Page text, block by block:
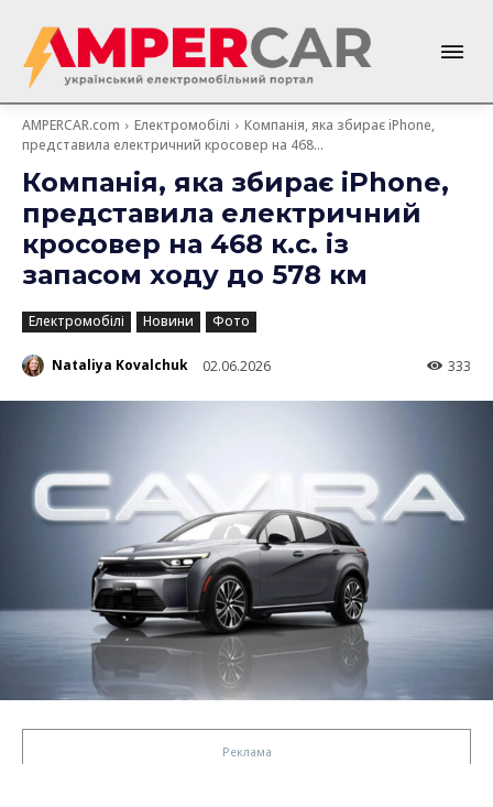
AMPERCAR.com Електромобілі
Компанія, яка збирає iPhone,
представила електричний кросовер на 468...
Компанія, яка збирає iPhone,
представила електричний
кросовер на 468 к.с. із
запасом ходу до 578 км
Електромобілі Новини Фото
Nataliya Kovalchuk 02.06.2026 333